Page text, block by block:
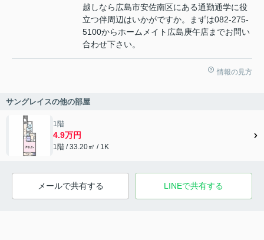
越しなら広島市安佐南区にある通勤通学に役
立つ伴周辺はいかがですか。まずは082-275-
5100からホームメイト広島庚午店までお問い
合わせ下さい。
情報の見方
サングレイスの他の部屋
1階
4.9万円
1階 / 33.20㎡ / 1K
メールで共有する LINEで共有する